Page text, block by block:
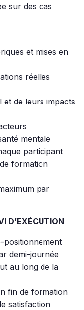
sur des cas
et mises en
réelles
et de leurs impacts
mentale
participant
formation
par
D’EXÉCUTION
positionnement
demi-journée
au long de la
fin de formation
satisfaction